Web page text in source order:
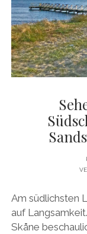
Am südlichsten
auf
Skåne